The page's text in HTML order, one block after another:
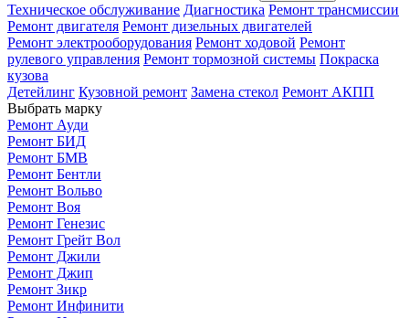
Техническое обслуживание Диагностика Ремонт трансмиссии
Ремонт двигателя Ремонт дизельных двигателей
Ремонт электрооборудования Ремонт ходовой Ремонт
рулевого управления Ремонт тормозной системы Покраска
кузова
Детейлинг Кузовной ремонт Замена стекол Ремонт АКПП
Выбрать марку
Ремонт Ауди
Ремонт БИД
Ремонт БМВ
Ремонт Бентли
Ремонт Вольво
Ремонт Воя
Ремонт Генезис
Ремонт Грейт Вол
Ремонт Джили
Ремонт Джип
Ремонт Зикр
Ремонт Инфинити